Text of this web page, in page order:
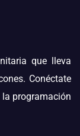
que lleva
Conéctate
programación